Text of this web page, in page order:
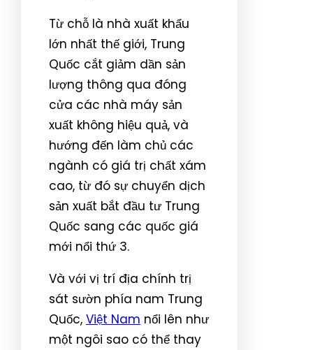
Từ chỗ là nhà xuất khẩu
lớn nhất thế giới, Trung
Quốc cắt giảm dần sản
lượng thông qua đóng
cửa các nhà máy sản
xuất không hiệu quả, và
hướng đến làm chủ các
ngành có giá trị chất xám
cao, từ đó sự chuyển dịch
sản xuất bắt đầu tư Trung
Quốc sang các quốc giá
mới nổi thứ 3.
Và với vị trí địa chính trị
sát sườn phía nam Trung
Quốc, Việt Nam nổi lên như
một ngôi sao có thể thay